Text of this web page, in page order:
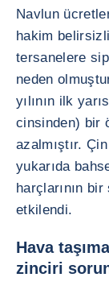
Navlun
hakim
tersanelere
neden
yılının ilk
cinsinden) bir
azalmıştır.
yukarıda
harçlarının
etkilendi.
Hava
zinciri